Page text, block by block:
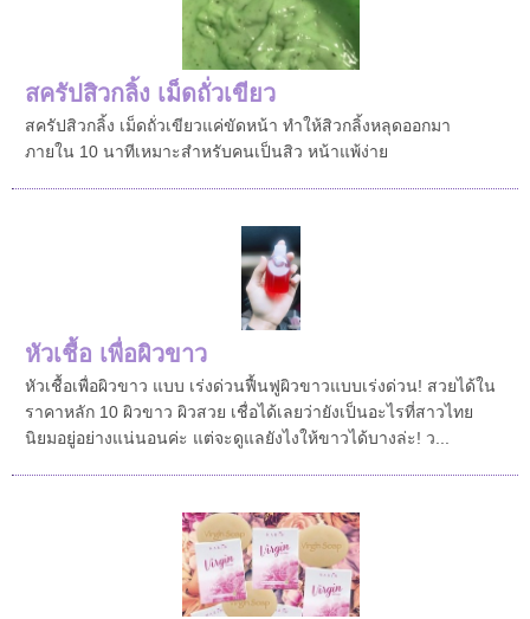
สครัปสิวกลิ้ง เม็ดถั่วเขียว
สครัปสิวกลิ้ง เม็ดถั่วเขียวแค่ขัดหน้า ทำให้สิวกลิ้งหลุดออกมา
ภายใน 10 นาทีเหมาะสำหรับคนเป็นสิว หน้าแพ้ง่าย
หัวเชื้อ เพื่อผิวขาว
หัวเชื้อเพื่อผิวขาว แบบ เร่งด่วนฟื้นฟูผิวขาวแบบเร่งด่วน! สวยได้ใน
ราคาหลัก 10 ผิวขาว ผิวสวย เชื่อได้เลยว่ายังเป็นอะไรที่สาวไทย
นิยมอยู่อย่างแน่นอนค่ะ แต่จะดูแลยังไงให้ขาวได้บางล่ะ! ว...